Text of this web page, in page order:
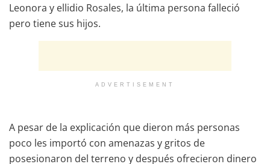
Leonora y ellidio Rosales, la última persona falleció
pero tiene sus hijos.
ADVERTISEMENT
A pesar de la explicación que dieron más personas
poco les importó con amenazas y gritos de
posesionaron del terreno y después ofrecieron dinero